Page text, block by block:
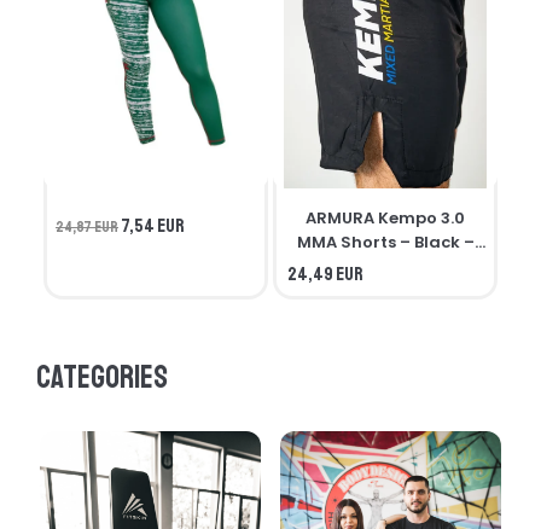
24,87 EUR7,54 EUR
ARMURA Kempo 3.0
MMA Shorts – Black –
Seniors
24,49 EUR
Categories